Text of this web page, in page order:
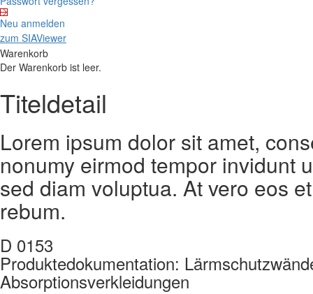
Neu anmelden
zum SIAViewer
Warenkorb
Der Warenkorb ist leer.
Titeldetail
Lorem ipsum dolor sit amet,
nonumy eirmod tempor invidunt
sed diam voluptua. At vero eos
rebum.
D 0153
Produktedokumentation:
Absorptionsverkleidungen